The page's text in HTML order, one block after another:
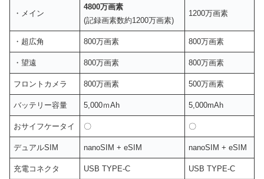
・メイン
4800万画素
(記録画素数約1200万画素)
1200万画素
・超広角 800万画素 800万画素
・望遠 800万画素 800万画素
フロントカメラ 800万画素 500万画素
バッテリー容量 5,000ｍAh 5,000mAh
おサイフケータイ 〇 〇
デュアルSIM nanoSIM + eSIM nanoSIM + eSIM
充電コネクタ USB TYPE-C USB TYPE-C